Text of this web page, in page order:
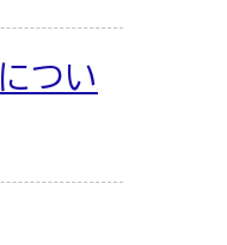
つい